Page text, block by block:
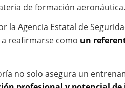
de formación aeronáutica.
la Agencia Estatal de
a reafirmarse como un
no solo asegura un